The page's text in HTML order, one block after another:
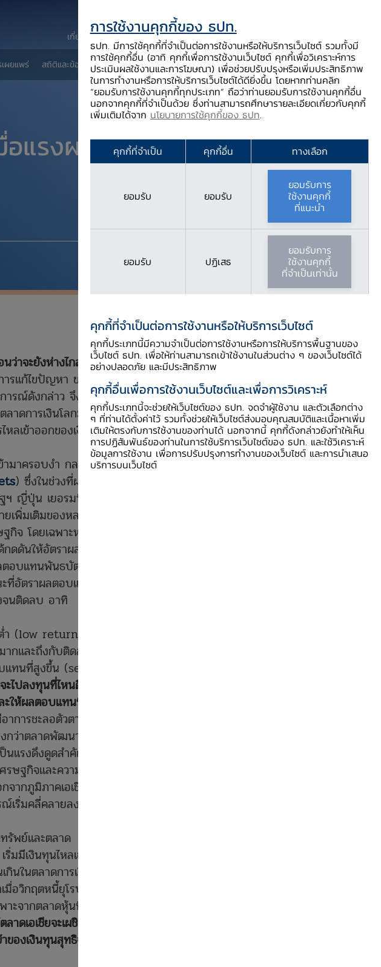
เผยแพร่ สถิติและข้อมูลเผยแพร่ บริการจาก ธปท. นวัตกรรมภาคการเงิน สตางค์ Story
เกี่ยวกับ ธปท. ติดต่อเรา ช่วยเหลือ / ร้องเรียน EN
มื่อแรงผลักมา พร้อมกับ
ว่าจะยังห่างไกลกับ
รแก้ไขปัญหา ขณะที่
ารณ์ดังกล่าว จึงไม่น่า
ดการเงินโลกมี
ลเข้าออกของเงินทุน
ามาครอบงำ กลยุทธ์
) ซึ่งในช่วงที่ผ่านมา
ญี่ปุ่น เยอรมนี ได้
พิ่มเติมของหลาย
จ โดยเฉพาะหลัง
ดดันให้อัตราผล
อบแทนพันธบัตร
อัตราผลตอบแทน
จนติดลบ อาทิ
ำ (low return) แม้
และถึงกับติดลบเช่น
ทนที่สูงขึ้น (search
ไปลงทุนที่ไหนดี?
ห้ผลตอบแทนที่ดีกว่า
าการชะลอตัวตาม
ว่าตลาดพัฒนาแล้ว
แรงดึงดูดสำคัญที่
ฐกิจและความเสี่ยง
ากภูมิภาคเอเชีย แต่
ริ่มคลี่คลายลง เงิน
รัพย์และตลาด
เงินทุนไหลเข้ามา
ในตลาดการเงินโลก
อวิกฤตหนี้ยุโรปที่
ะจากตลาดหุ้นที่ค่อน
าดเอเชียจะเผชิญกับ
องเงินทุนสุทธิจาก
Download PDF
การใช้งานคุกกี้ของ ธปท.
ธปท. มีการใช้คุกกี้ที่จำเป็นต่อการใช้งานหรือให้บริการเว็บไซต์ รวมทั้งมี
การใช้คุกกี้อื่น (อาทิ คุกกี้เพื่อการใช้งานเว็บไซต์ คุกกี้เพื่อวิเคราะห์การ
ประเมินผลใช้งานและการโฆษณา) เพื่อช่วยปรับปรุงหรือเพิ่มประสิทธิภาพ
ในการทำงานหรือการให้บริการเว็บไซต์ได้ดียิ่งขึ้น โดยหากท่านคลิก
“ยอมรับการใช้งานคุกกี้ทุกประเภท” ถือว่าท่านยอมรับการใช้งานคุกกี้อื่น
นอกจากคุกกี้ที่จำเป็นด้วย ซึ่งท่านสามารถศึกษารายละเอียดเกี่ยวกับคุกกี้
เพิ่มเติมได้จาก นโยบายการใช้คุกกี้ของ ธปท.
คุกกี้ที่จำเป็น คุกกี้อื่น ทางเลือก
ยอมรับ ยอมรับ
ยอมรับการ
ใช้งานคุกกี้
ที่แนะนำ
ยอมรับ ปฏิเสธ
ยอมรับการ
ใช้งานคุกกี้
ที่จำเป็นเท่านั้น
คุกกี้ที่จำเป็นต่อการใช้งานหรือให้บริการเว็บไซต์
คุกกี้ประเภทนี้มีความจำเป็นต่อการใช้งานหรือการให้บริการพื้นฐานของ
เว็บไซต์ ธปท. เพื่อให้ท่านสามารถเข้าใช้งานในส่วนต่าง ๆ ของเว็บไซต์ได้
อย่างปลอดภัย และมีประสิทธิภาพ
คุกกี้อื่นเพื่อการใช้งานเว็บไซต์และเพื่อการวิเคราะห์
คุกกี้ประเภทนี้จะช่วยให้เว็บไซต์ของ ธปท. จดจำผู้ใช้งาน และตัวเลือกต่าง
ๆ ที่ท่านได้ตั้งค่าไว้ รวมทั้งช่วยให้เว็บไซต์ส่งมอบคุณสมบัติและเนื้อหาเพิ่ม
เติมให้ตรงกับการใช้งานของท่านได้ นอกจากนี้ คุกกี้ดังกล่าวยังทำให้เห็น
การปฏิสัมพันธ์ของท่านในการใช้บริการเว็บไซต์ของ ธปท. และใช้วิเคราะห์
ข้อมูลการใช้งาน เพื่อการปรับปรุงการทำงานของเว็บไซต์ และการนำเสนอ
บริการบนเว็บไซต์